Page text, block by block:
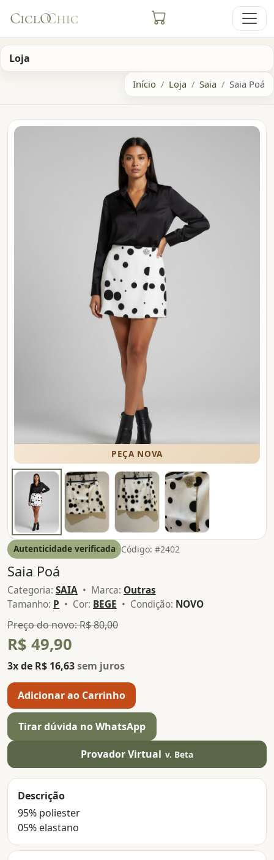
Loja
Início Loja Saia Saia Poá
PEÇA NOVA
Autenticidade verificada Código: #2402
Saia Poá
Categoria: SAIA • Marca: Outras
Tamanho: P • Cor: BEGE • Condição: NOVO
Preço do novo: R$ 80,00
R$ 49,90
3x de R$ 16,63sem juros
Adicionar ao Carrinho
Tirar dúvida no WhatsApp
Provador Virtual v. Beta
Descrição
95% poliester
05% elastano